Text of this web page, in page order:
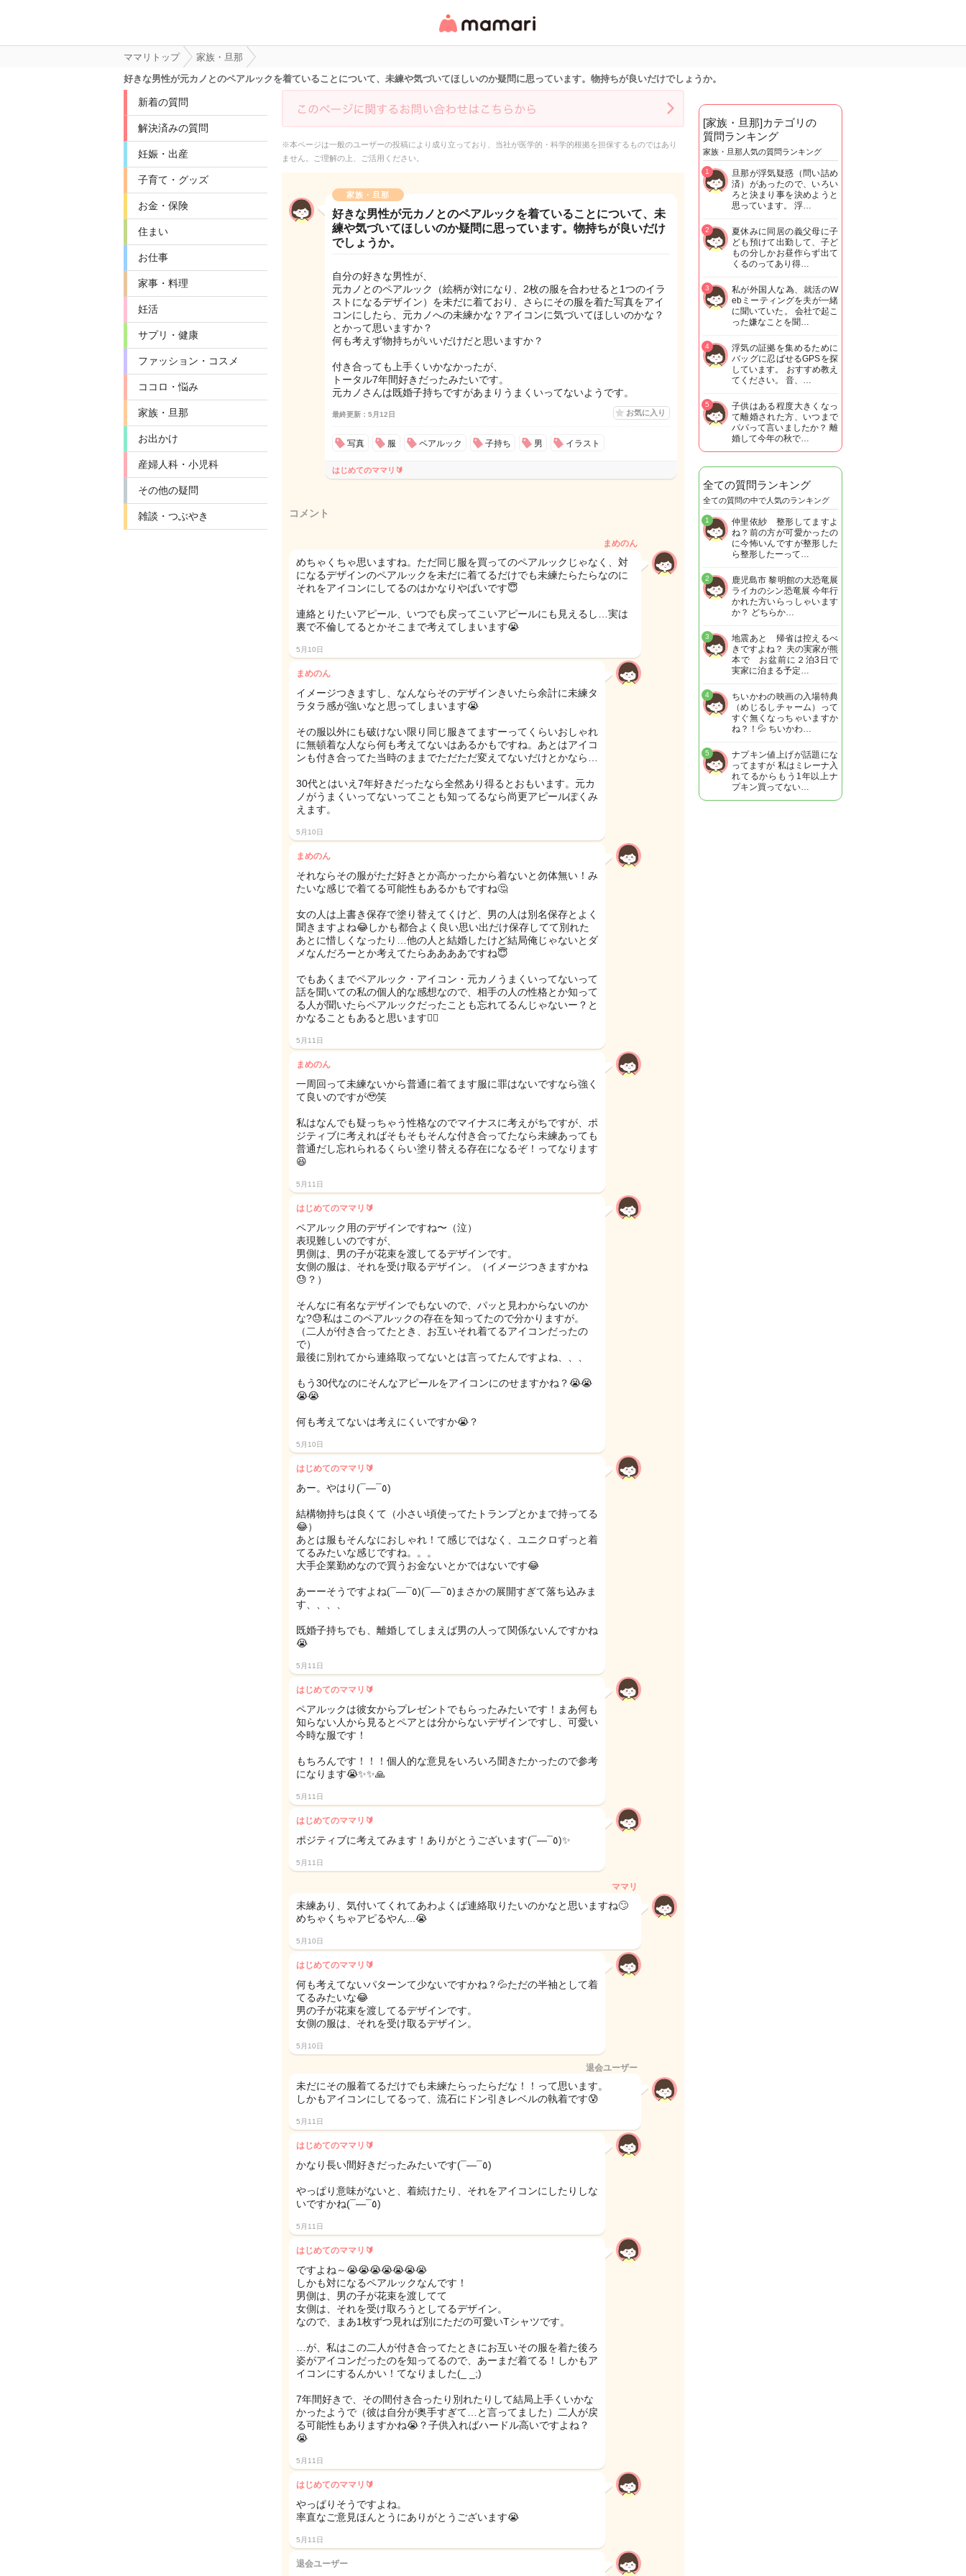
リ・情報サイト
ママリトップ
家族・旦那
好きな男性が元カノとのペアルックを着ていることについて、未練や気づいてほしいのか疑問に思っています。物持ちが良いだけでしょうか。
新着の質問
解決済みの質問
妊娠・出産
子育て・グッズ
お金・保険
住まい
お仕事
家事・料理
妊活
サプリ・健康
ファッション・コスメ
ココロ・悩み
家族・旦那
お出かけ
産婦人科・小児科
その他の疑問
雑談・つぶやき
※本ページは一般のユーザーの投稿により成り立っており、当社が医学的・科学的根拠を担保するものではあり
ません。ご理解の上、ご活用ください。
家族・旦那
好きな男性が元カノとのペアルックを着ていることについて、未
練や気づいてほしいのか疑問に思っています。物持ちが良いだけ
でしょうか。
自分の好きな男性が、
元カノとのペアルック（絵柄が対になり、2枚の服を合わせると1つのイラ
ストになるデザイン）を未だに着ており、さらにその服を着た写真をアイ
コンにしたら、元カノへの未練かな？アイコンに気づいてほしいのかな？
とかって思いますか？
何も考えず物持ちがいいだけだと思いますか？
付き合っても上手くいかなかったが、
トータル7年間好きだったみたいです。
元カノさんは既婚子持ちですがあまりうまくいってないようです。
最終更新：5月12日 お気に入り
写真 服 ペアルック 子持ち 男 イラスト
はじめてのママリ🔰
コメント
まめのん
めちゃくちゃ思いますね。ただ同じ服を買ってのペアルックじゃなく、対
になるデザインのペアルックを未だに着てるだけでも未練たらたらなのに
それをアイコンにしてるのはかなりやばいです😇
連絡とりたいアピール、いつでも戻ってこいアピールにも見えるし…実は
裏で不倫してるとかそこまで考えてしまいます😭
5月10日
まめのん
イメージつきますし、なんならそのデザインきいたら余計に未練タ
ラタラ感が強いなと思ってしまいます😭
その服以外にも破けない限り同じ服きてますーってくらいおしゃれ
に無頓着な人なら何も考えてないはあるかもですね。あとはアイコ
ンも付き合ってた当時のままでただただ変えてないだけとかなら…
30代とはいえ7年好きだったなら全然あり得るとおもいます。元カ
ノがうまくいってないってことも知ってるなら尚更アピールぽくみ
えます。
5月10日
まめのん
それならその服がただ好きとか高かったから着ないと勿体無い！み
たいな感じで着てる可能性もあるかもですね🤔
女の人は上書き保存で塗り替えてくけど、男の人は別名保存とよく
聞きますよね😂しかも都合よく良い思い出だけ保存してて別れた
あとに惜しくなったり…他の人と結婚したけど結局俺じゃないとダ
メなんだろーとか考えてたらああああですね😇
でもあくまでペアルック・アイコン・元カノうまくいってないって
話を聞いての私の個人的な感想なので、相手の人の性格とか知って
る人が聞いたらペアルックだったことも忘れてるんじゃないー？と
かなることもあると思います🙇‍♀️
5月11日
まめのん
一周回って未練ないから普通に着てます服に罪はないですなら強く
て良いのですが🥹笑
私はなんでも疑っちゃう性格なのでマイナスに考えがちですが、ポ
ジティブに考えればそもそもそんな付き合ってたなら未練あっても
普通だし忘れられるくらい塗り替える存在になるぞ！ってなります
😆
5月11日
はじめてのママリ🔰
ペアルック用のデザインですね〜（泣）
表現難しいのですが、
男側は、男の子が花束を渡してるデザインです。
女側の服は、それを受け取るデザイン。（イメージつきますかね
😓？）
そんなに有名なデザインでもないので、パッと見わからないのか
な?😓私はこのペアルックの存在を知ってたので分かりますが。
（二人が付き合ってたとき、お互いそれ着てるアイコンだったの
で）
最後に別れてから連絡取ってないとは言ってたんですよね、、、
もう30代なのにそんなアピールをアイコンにのせますかね？😭😭
😭😭
何も考えてないは考えにくいですか😭？
5月10日
はじめてのママリ🔰
あー。やはり(¯―¯٥)
結構物持ちは良くて（小さい頃使ってたトランプとかまで持ってる
😂）
あとは服もそんなにおしゃれ！て感じではなく、ユニクロずっと着
てるみたいな感じですね。。。
大手企業勤めなので買うお金ないとかではないです😂
あーーそうですよね(¯―¯٥)(¯―¯٥)まさかの展開すぎて落ち込みま
す、、、、
既婚子持ちでも、離婚してしまえば男の人って関係ないんですかね
😭
5月11日
はじめてのママリ🔰
ペアルックは彼女からプレゼントでもらったみたいです！まあ何も
知らない人から見るとペアとは分からないデザインですし、可愛い
今時な服です！
もちろんです！！！個人的な意見をいろいろ聞きたかったので参考
になります😭✨️✨️🙏
5月11日
はじめてのママリ🔰
ポジティブに考えてみます！ありがとうございます(¯―¯٥)✨️
5月11日
ママリ
未練あり、気付いてくれてあわよくば連絡取りたいのかなと思いますね🙄
めちゃくちゃアピるやん...😭
5月10日
はじめてのママリ🔰
何も考えてないパターンて少ないですかね？💦ただの半袖として着
てるみたいな😂
男の子が花束を渡してるデザインです。
女側の服は、それを受け取るデザイン。
5月10日
退会ユーザー
未だにその服着てるだけでも未練たらったらだな！！って思います。
しかもアイコンにしてるって、流石にドン引きレベルの執着です😰
5月11日
はじめてのママリ🔰
かなり長い間好きだったみたいです(¯―¯٥)
やっぱり意味がないと、着続けたり、それをアイコンにしたりしな
いですかね(¯―¯٥)
5月11日
はじめてのママリ🔰
ですよね～😭😭😭😭😭😭😭
しかも対になるペアルックなんです！
男側は、男の子が花束を渡してて
女側は、それを受け取ろうとしてるデザイン。
なので、まあ1枚ずつ見れば別にただの可愛いTシャツです。
…が、私はこの二人が付き合ってたときにお互いその服を着た後ろ
姿がアイコンだったのを知ってるので、あーまだ着てる！しかもア
イコンにするんかい！てなりました(_ _;)
7年間好きで、その間付き合ったり別れたりして結局上手くいかな
かったようで（彼は自分が奥手すぎて…と言ってました）二人が戻
る可能性もありますかね😭？子供入ればハードル高いですよね？
😭
5月11日
はじめてのママリ🔰
やっぱりそうですよね。
率直なご意見ほんとうにありがとうございます😭
5月11日
退会ユーザー
[家族・旦那]カテゴリの
質問ランキング
家族・旦那人気の質問ランキング
旦那が浮気疑惑（問い詰め
済）があったので、いろい
ろと決まり事を決めようと
思っています。 浮…
1
夏休みに同居の義父母に子
ども預けて出勤して、子ど
もの分しかお昼作らず出て
くるのってあり得…
2
私が外国人な為、就活のW
ebミーティングを夫が一緒
に聞いていた。 会社で起こ
った嫌なことを聞…
3
浮気の証拠を集めるために
バッグに忍ばせるGPSを探
しています。 おすすめ教え
てください。 音、…
4
子供はある程度大きくなっ
て離婚された方、いつまで
パパって言いましたか？ 離
婚して今年の秋で…
5
全ての質問ランキング
全ての質問の中で人気のランキング
仲里依紗 整形してますよ
ね？前の方が可愛かったの
に今怖いんですが整形した
ら整形したーって…
1
鹿児島市 黎明館の大恐竜展
ライカのシン恐竜展 今年行
かれた方いらっしゃいます
か？ どちらか…
2
地震あと 帰省は控えるべ
きですよね？ 夫の実家が熊
本で お盆前に２泊3日で
実家に泊まる予定…
3
ちいかわの映画の入場特典
（めじるしチャーム）って
すぐ無くなっちゃいますか
ね？！💦 ちいかわ…
4
ナプキン値上げが話題にな
ってますが 私はミレーナ入
れてるからもう1年以上ナ
プキン買ってない…
5